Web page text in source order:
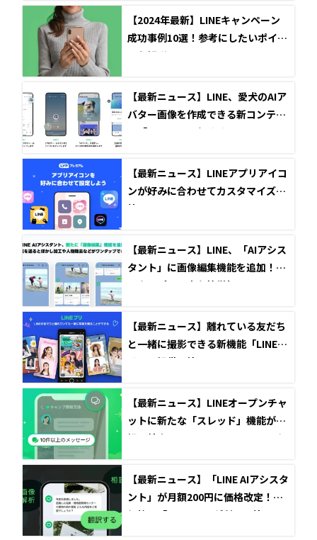
【2024年最新】LINEキャンペーン
成功事例10選！参考にしたいポイン
トを解説！
【最新ニュース】LINE、愛犬のAIア
バター画像を作成できる新コンテン
ツ「AIペット」をリリース
【最新ニュース】LINEアプリアイコ
ンが好みに合わせてカスタマイズ可
能に
【最新ニュース】LINE、「AIアシス
タント」に画像編集機能を追加！ワ
ンタップで写真を簡単加工
【最新ニュース】離れている友だち
と一緒に撮影できる新機能「LINEプ
リ」の提供開始
【最新ニュース】LINEオープンチャ
ットに新たな「スレッド」機能が登
場！特定のテーマについてのコアな
【最新ニュース】「LINE AIアシスタ
ント」が月額200円に価格改定！低
価格で「GPT-4o」が利用可能に